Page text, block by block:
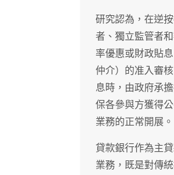
研究認為，在逆
者、獨立監管者
率優惠或財政貼
仲介）的准入審
息時，由政府承
保各參與方獲得
業務的正常開展。
貸款銀行作為主
業務，既是對傳